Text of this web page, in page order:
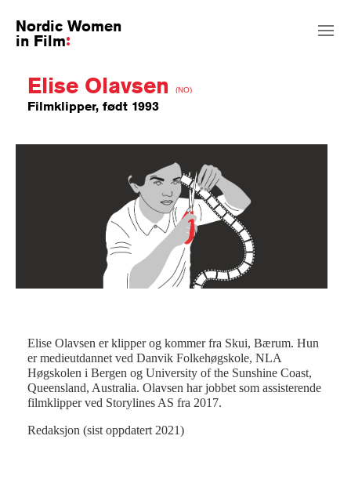
Nordic Women
in Film
Elise Olavsen (NO)
Filmklipper, født 1993
Elise Olavsen er klipper og kommer fra Skui, Bærum. Hun
er medieutdannet ved Danvik Folkehøgskole, NLA
Høgskolen i Bergen og University of the Sunshine Coast,
Queensland, Australia. Olavsen har jobbet som assisterende
filmklipper ved Storylines AS fra 2017.
Redaksjon (sist oppdatert 2021)